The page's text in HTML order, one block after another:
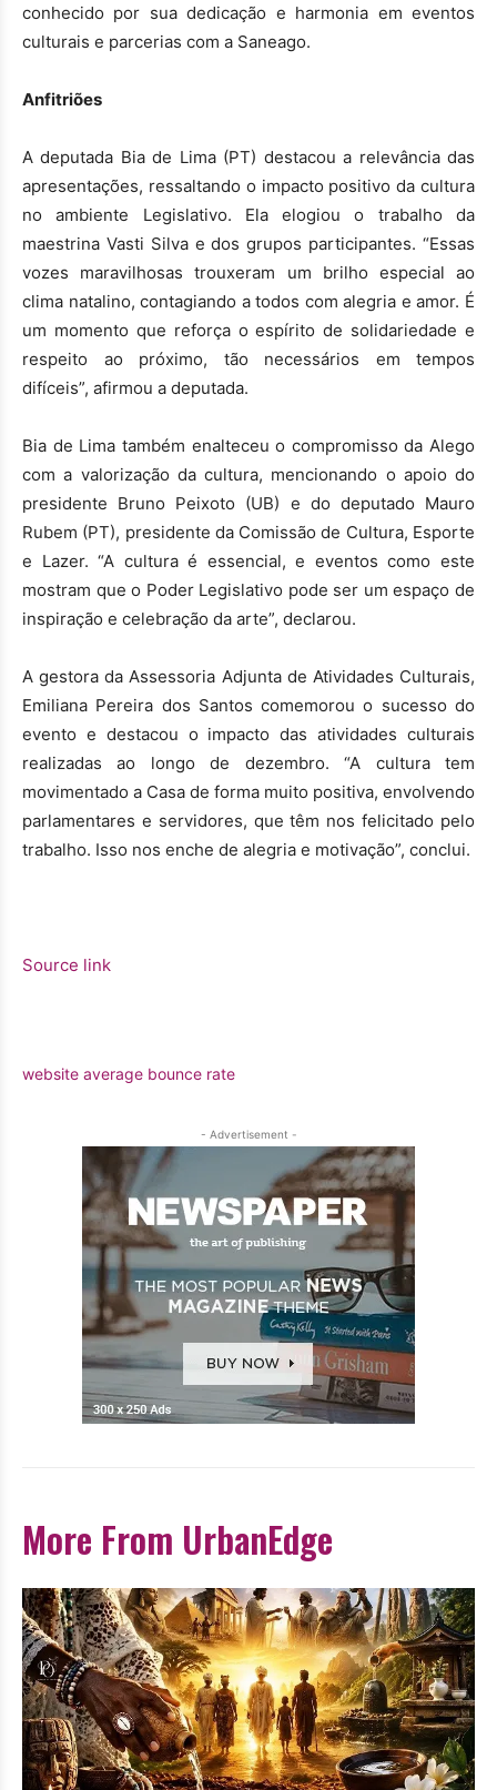
conhecido por sua dedicação e harmonia em eventos
culturais e parcerias com a Saneago.
Anfitriões
A deputada Bia de Lima (PT) destacou a relevância das
apresentações, ressaltando o impacto positivo da cultura
no ambiente Legislativo. Ela elogiou o trabalho da
maestrina Vasti Silva e dos grupos participantes. “Essas
vozes maravilhosas trouxeram um brilho especial ao
clima natalino, contagiando a todos com alegria e amor. É
um momento que reforça o espírito de solidariedade e
respeito ao próximo, tão necessários em tempos
difíceis”, afirmou a deputada.
Bia de Lima também enalteceu o compromisso da Alego
com a valorização da cultura, mencionando o apoio do
presidente Bruno Peixoto (UB) e do deputado Mauro
Rubem (PT), presidente da Comissão de Cultura, Esporte
e Lazer. “A cultura é essencial, e eventos como este
mostram que o Poder Legislativo pode ser um espaço de
inspiração e celebração da arte”, declarou.
A gestora da Assessoria Adjunta de Atividades Culturais,
Emiliana Pereira dos Santos comemorou o sucesso do
evento e destacou o impacto das atividades culturais
realizadas ao longo de dezembro. “A cultura tem
movimentado a Casa de forma muito positiva, envolvendo
parlamentares e servidores, que têm nos felicitado pelo
trabalho. Isso nos enche de alegria e motivação”, conclui.
Source link
website average bounce rate
- Advertisement -
More From UrbanEdge